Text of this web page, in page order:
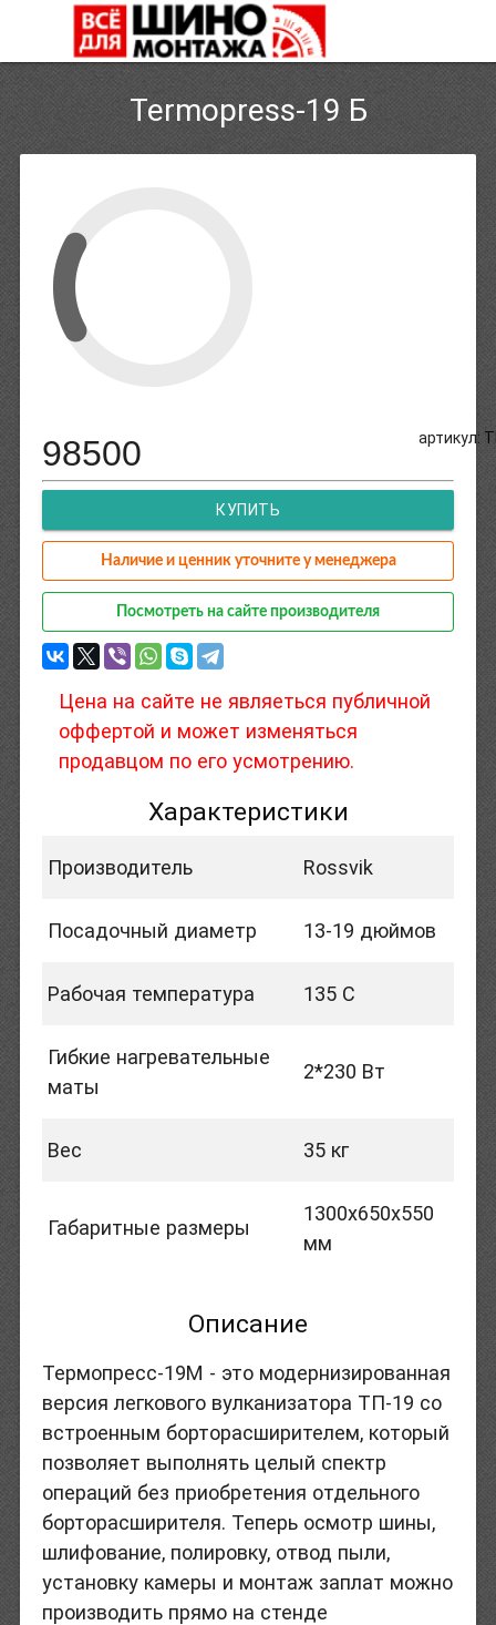
Termopress-19 Б
артикул:
98500
КУПИТЬ
Наличие и ценник уточните у менеджера
Посмотреть на сайте производителя
Цена на сайте не являеться публичной
оффертой и может изменяться
продавцом по его усмотрению.
Характеристики
Производитель Rossvik
Посадочный диаметр 13-19 дюймов
Рабочая температура 135 С
Гибкие нагревательные
маты
2*230 Вт
Вес 35 кг
Габаритные размеры
1300х650х550
мм
Описание
Термопресс-19М - это модернизированная
версия легкового вулканизатора ТП-19 со
встроенным борторасширителем, который
позволяет выполнять целый спектр
операций без приобретения отдельного
борторасширителя. Теперь осмотр шины,
шлифование, полировку, отвод пыли,
установку камеры и монтаж заплат можно
производить прямо на стенде